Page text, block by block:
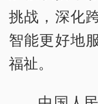
挑战，深化
智能更好地
福祉。